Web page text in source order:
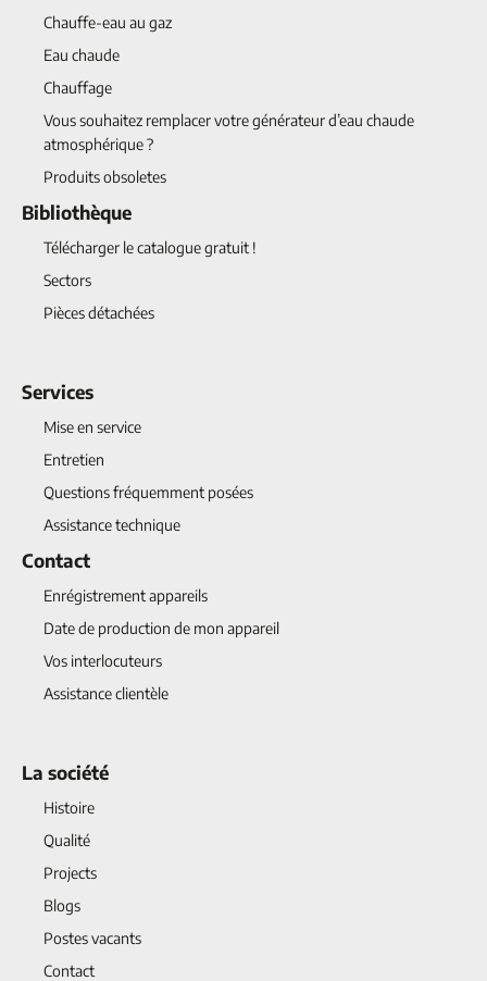
Chauffe-eau au gaz
Eau chaude
Chauffage
Vous souhaitez remplacer votre générateur d’eau chaude
atmosphérique ?
Produits obsoletes
Bibliothèque
Télécharger le catalogue gratuit !
Sectors
Pièces détachées
Services
Mise en service
Entretien
Questions fréquemment posées
Assistance technique
Contact
Enrégistrement appareils
Date de production de mon appareil
Vos interlocuteurs
Assistance clientèle
La société
Histoire
Qualité
Projects
Blogs
Postes vacants
Contact